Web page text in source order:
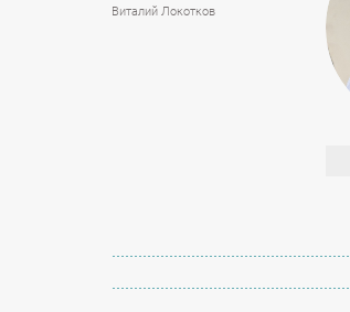
Виталий Локотков